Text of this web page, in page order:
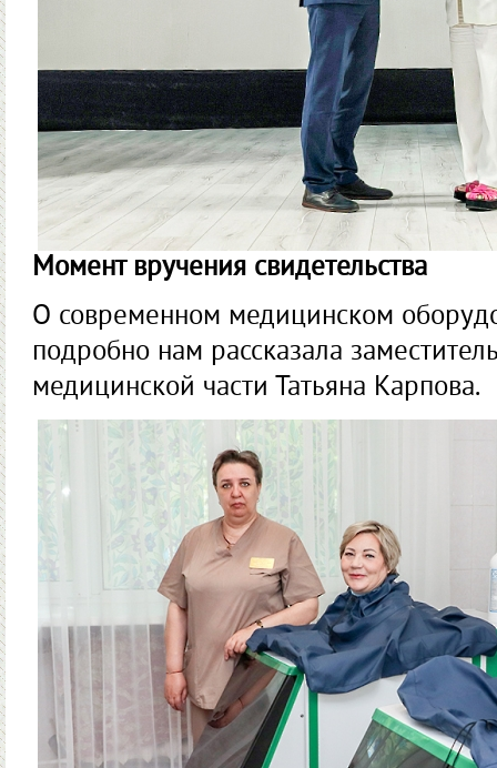
Момент вручения свидетельства
О современном медицинском
подробно нам рассказала
медицинской части Татьяна Карпова.